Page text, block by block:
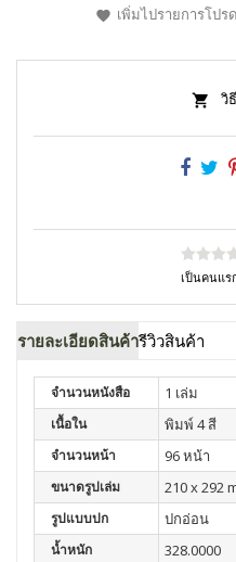
เพิ่มไปรายการโปรด
วิ
เป็นคนแร
รายละเอียดสินค้ารีวิวสินค้า
จำนวนหนังสือ 1 เล่ม
เนื้อใน พิมพ์ 4 สี
จำนวนหน้า 96 หน้า
ขนาดรูปเล่ม 210 x 292
รูปแบบปก ปกอ่อน
น้ำหนัก 328.0000